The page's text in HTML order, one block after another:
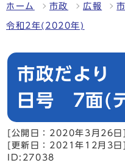
ホーム 市政 広報
令和2年(2020年)
市政だより
日号 7面(
[公開日：2020年3月26日]
[更新日：2021年12月3日]
ID:27038